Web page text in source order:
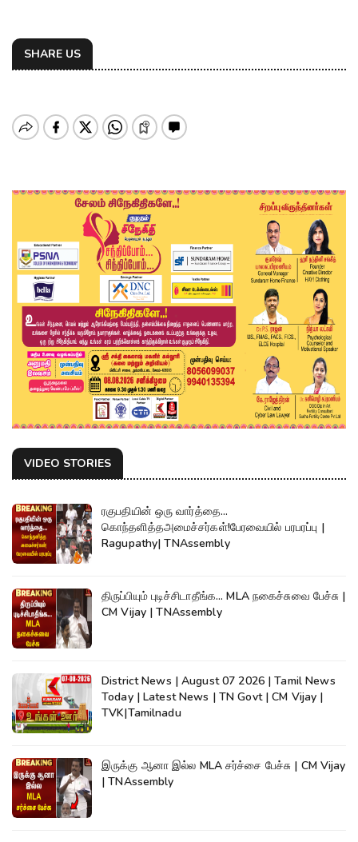
SHARE US
VIDEO STORIES
ரகுபதியின் ஒரு வார்த்தை...
கொந்தளித்தஅமைச்சர்கள்!பேரவையில் பரபரப்பு |
Ragupathy| TNAssembly
திருப்பியும் புடிச்சிடாதீங்க... MLA நகைச்சுவை பேச்சு |
CM Vijay | TNAssembly
District News | August 07 2026 | Tamil News
Today | Latest News | TN Govt | CM Vijay |
TVK|Tamilnadu
இருக்கு ஆனா இல்ல MLA சர்ச்சை பேச்சு | CM Vijay
| TNAssembly